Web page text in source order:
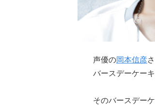
声優の岡本信彦
バースデーケー
そのバースデー